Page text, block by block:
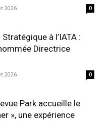
2026 0
à l’IATA :
Directrice
2026 0
Park accueille le
», une expérience